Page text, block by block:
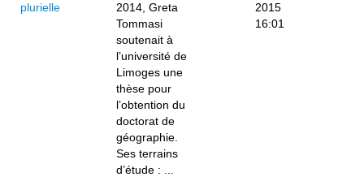
plurielle
2014, Greta
Tommasi
soutenait à
l’université de
Limoges une
thèse pour
l’obtention du
doctorat de
géographie.
Ses terrains
d’étude : ...
2015
16:01